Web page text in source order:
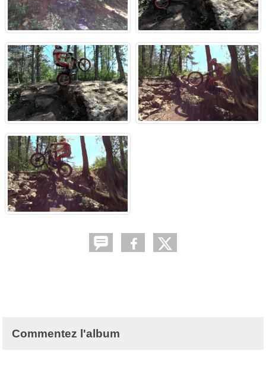
Commentez l'album